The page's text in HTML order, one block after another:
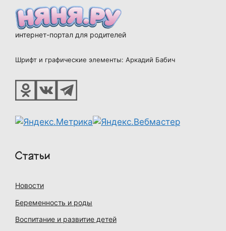
интернет-портал для родителей
Шрифт и графические элементы: Аркадий Бабич
Статьи
Новости
Беременность и роды
Воспитание и развитие детей